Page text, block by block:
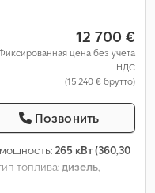
12 700 €
цена без учета
НДС
(15 240 € брутто)
Позвонить
265 кВт (360,30
топлива:дизель,